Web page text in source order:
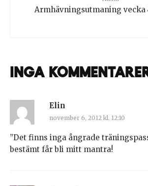
Armhävningsutmaning vecka
Inga
Elin
november 6, 2012 kl. 12:10
”Det finns inga ångrade
bestämt får bli mitt mantra!